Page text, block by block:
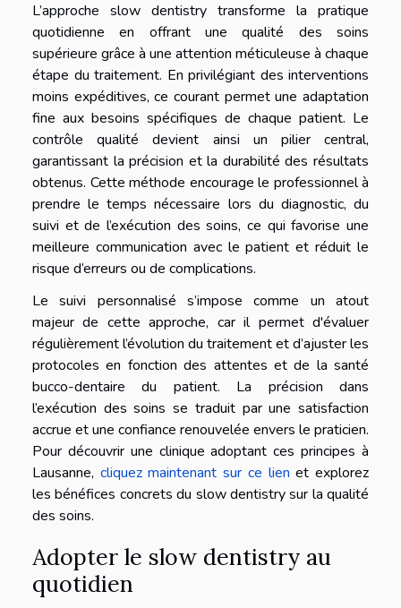
L’approche slow dentistry transforme la pratique
quotidienne en offrant une qualité des soins
supérieure grâce à une attention méticuleuse à chaque
étape du traitement. En privilégiant des interventions
moins expéditives, ce courant permet une adaptation
fine aux besoins spécifiques de chaque patient. Le
contrôle qualité devient ainsi un pilier central,
garantissant la précision et la durabilité des résultats
obtenus. Cette méthode encourage le professionnel à
prendre le temps nécessaire lors du diagnostic, du
suivi et de l’exécution des soins, ce qui favorise une
meilleure communication avec le patient et réduit le
risque d’erreurs ou de complications.
Le suivi personnalisé s’impose comme un atout
majeur de cette approche, car il permet d'évaluer
régulièrement l’évolution du traitement et d’ajuster les
protocoles en fonction des attentes et de la santé
bucco-dentaire du patient. La précision dans
l’exécution des soins se traduit par une satisfaction
accrue et une confiance renouvelée envers le praticien.
Pour découvrir une clinique adoptant ces principes à
Lausanne, cliquez maintenant sur ce lien et explorez
les bénéfices concrets du slow dentistry sur la qualité
des soins.
Adopter le slow dentistry au
quotidien